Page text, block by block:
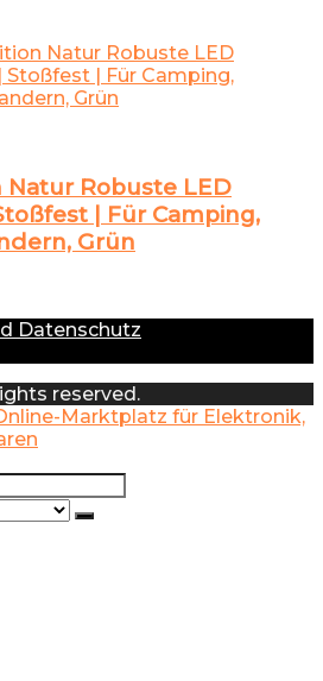
Natur Robuste LED
| Für Camping,
Grün
Datenschutz
reserved.